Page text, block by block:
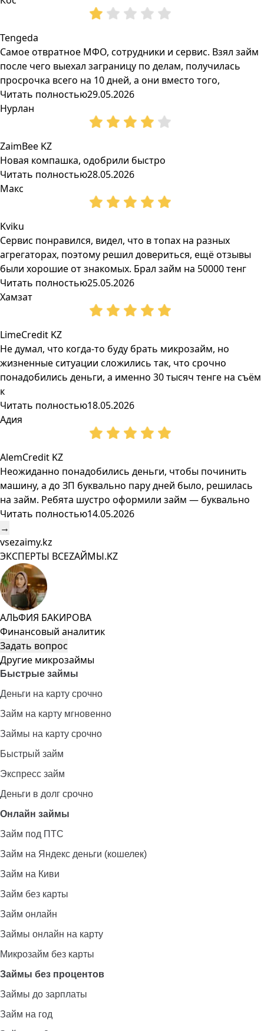
Tengeda
Самое отвратное МФО, сотрудники и сервис. Взял займ
после чего выехал заграницу по делам, получилась
просрочка всего на 10 дней, а они вместо того,
Читать полностью29.05.2026
Нурлан
ZaimBee KZ
Новая компашка, одобрили быстро
Читать полностью28.05.2026
Макс
Kviku
Сервис понравился, видел, что в топах на разных
агрегаторах, поэтому решил довериться, ещё отзывы
были хорошие от знакомых. Брал займ на 50000 тенг
Читать полностью25.05.2026
Хамзат
LimeCredit KZ
Не думал, что когда-то буду брать микрозайм, но
жизненные ситуации сложились так, что срочно
понадобились деньги, а именно 30 тысяч тенге на съём
к
Читать полностью18.05.2026
Адия
AlemCredit KZ
Неожиданно понадобились деньги, чтобы починить
машину, а до ЗП буквально пару дней было, решилась
на займ. Ребята шустро оформили займ — буквально
Читать полностью14.05.2026
→
vsezaimy.kz
ЭКСПЕРТЫ ВСЕZAЙМЫ.KZ
АЛЬФИЯ БАКИРОВА
Финансовый аналитик
Задать вопрос
Другие микрозаймы
Быстрые займы
Деньги на карту срочно
Займ на карту мгновенно
Займы на карту срочно
Быстрый займ
Экспресс займ
Деньги в долг срочно
Онлайн займы
Займ под ПТС
Займ на Яндекс деньги (кошелек)
Займ на Киви
Займ без карты
Займ онлайн
Займы онлайн на карту
Микрозайм без карты
Займы без процентов
Займы до зарплаты
Займ на год